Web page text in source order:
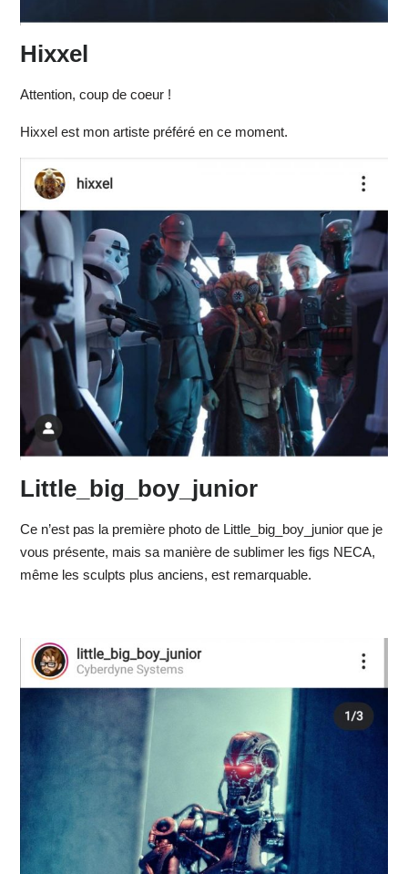
Hixxel
Attention, coup de coeur !
Hixxel est mon artiste préféré en ce moment.
Little_big_boy_junior
Ce n’est pas la première photo de Little_big_boy_junior que je
vous présente, mais sa manière de sublimer les figs NECA,
même les sculpts plus anciens, est remarquable.